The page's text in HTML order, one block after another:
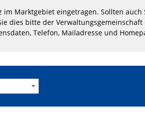
Marktgebiet eingetragen. Sollten
dies bitte der
Telefon, Mailadresse und